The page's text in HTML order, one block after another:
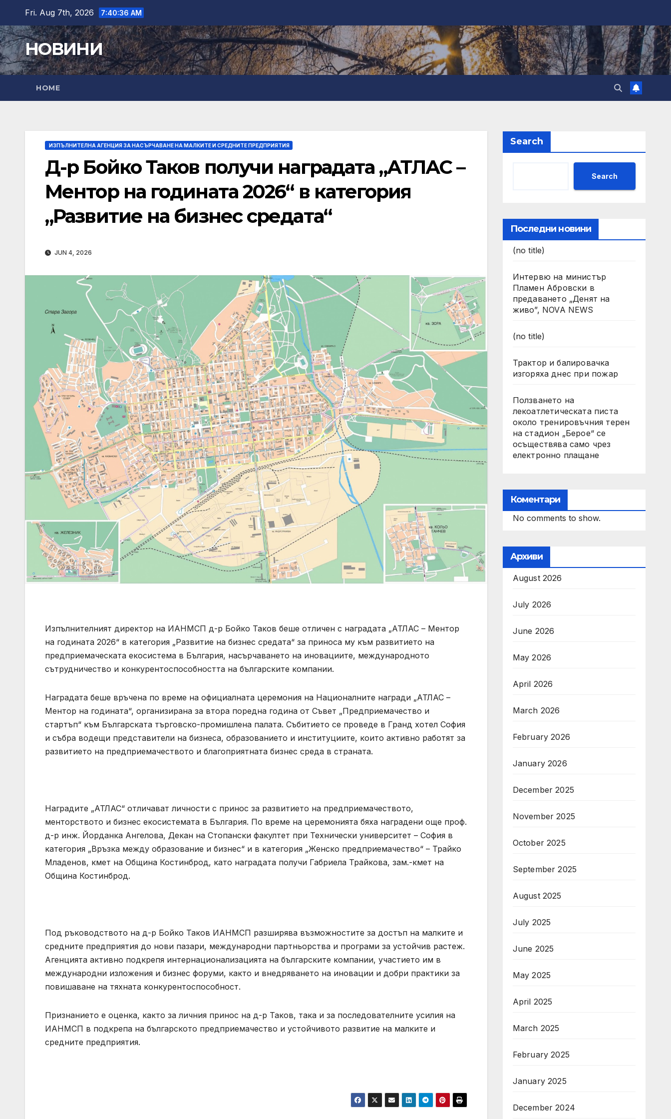
content
Fri. Aug 7th, 2026 7:40:37 AM
НОВИНИ
HOME
ИЗПЪЛНИТЕЛНА АГЕНЦИЯ ЗА НАСЪРЧАВАНЕ НА МАЛКИТЕ И СРЕДНИТЕ ПРЕДПРИЯТИЯ
Д-р Бойко Таков получи наградата „АТЛАС –
Ментор на годината 2026“ в категория
„Развитие на бизнес средата“
JUN 4, 2026
Изпълнителният директор на ИАНМСП д-р Бойко Таков беше отличен с наградата „АТЛАС – Ментор
на годината 2026“ в категория „Развитие на бизнес средата“ за приноса му към развитието на
предприемаческата екосистема в България, насърчаването на иновациите, международното
сътрудничество и конкурентоспособността на българските компании.
Наградата беше връчена по време на официалната церемония на Националните награди „АТЛАС –
Ментор на годината“, организирана за втора поредна година от Съвет „Предприемачество и
стартъп“ към Българската търговско-промишлена палата. Събитието се проведе в Гранд хотел София
и събра водещи представители на бизнеса, образованието и институциите, които активно работят за
развитието на предприемачеството и благоприятната бизнес среда в страната.
Наградите „АТЛАС“ отличават личности с принос за развитието на предприемачеството,
менторството и бизнес екосистемата в България. По време на церемонията бяха наградени още проф.
д-р инж. Йорданка Ангелова, Декан на Стопански факултет при Технически университет – София в
категория „Връзка между образование и бизнес“ и в категория „Женско предприемачество“ – Трайко
Младенов, кмет на Община Костинброд, като наградата получи Габриела Трайкова, зам.-кмет на
Община Костинброд.
Под ръководството на д-р Бойко Таков ИАНМСП разширява възможностите за достъп на малките и
средните предприятия до нови пазари, международни партньорства и програми за устойчив растеж.
Агенцията активно подкрепя интернационализацията на българските компании, участието им в
международни изложения и бизнес форуми, както и внедряването на иновации и добри практики за
повишаване на тяхната конкурентоспособност.
Признанието е оценка, както за личния принос на д-р Таков, така и за последователните усилия на
ИАНМСП в подкрепа на българското предприемачество и устойчивото развитие на малките и
средните предприятия.
Search
Search
Последни новини
(no title)
Интервю на министър
Пламен Абровски в
предаването „Денят на
живо”, NOVA NEWS
(no title)
Трактор и балировачка
изгоряха днес при пожар
Ползването на
лекоатлетическата писта
около тренировъчния терен
на стадион „Берое“ се
осъществява само чрез
електронно плащане
Коментари
No comments to show.
Архиви
August 2026
July 2026
June 2026
May 2026
April 2026
March 2026
February 2026
January 2026
December 2025
November 2025
October 2025
September 2025
August 2025
July 2025
June 2025
May 2025
April 2025
March 2025
February 2025
January 2025
December 2024